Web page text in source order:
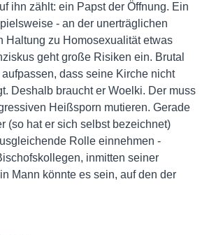
ihn zählt: ein Papst der Öffnung. Ein
- an der unerträglichen
Haltung zu Homosexualität etwas
geht große Risiken ein. Brutal
dass seine Kirche nicht
Deshalb braucht er Woelki. Der muss
Heißsporn mutieren. Gerade
(so hat er sich selbst bezeichnet)
Rolle einnehmen -
inmitten seiner
Mann könnte es sein, auf den der